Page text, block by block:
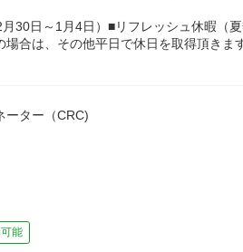
30日～1月4日）■リフレッシュ休暇（
合は、その他平日で休日を取得頂きます
ーター（CRC)
能